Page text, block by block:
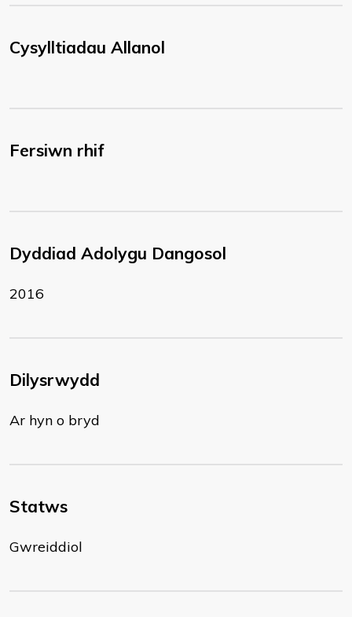
Cysylltiadau Allanol
Fersiwn rhif
Dyddiad Adolygu Dangosol
2016
Dilysrwydd
Ar hyn o bryd
Statws
Gwreiddiol